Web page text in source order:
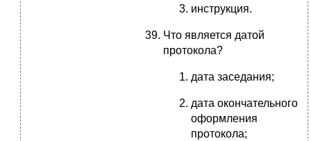
инструкция.
Что является датой
протокола?
дата заседания;
дата окончательного
оформления
протокола;